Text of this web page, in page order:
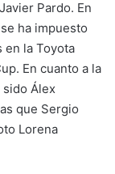
Pardo. En
ha impuesto
en la Toyota
En cuanto a la
sido Álex
que Sergio
Lorena